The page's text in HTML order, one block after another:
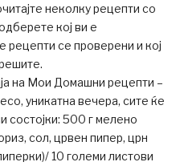
неколку рецепти со
кој ви е
рецепти се проверени и кој
на Мои Домашни рецепти –
уникатна вечера, сите ќе
состојки: 500 г мелено
сол, црвен пипер, црн
10 големи листови